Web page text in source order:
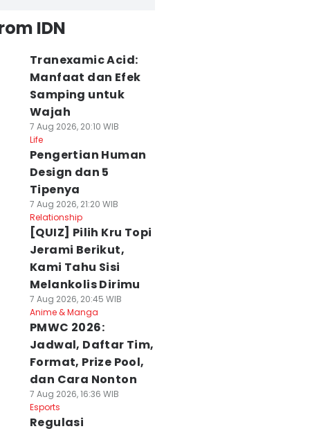
IDN
Tranexamic Acid:
Manfaat dan Efek
Samping untuk
Wajah
7 Aug 2026, 20:10 WIB
Life
Pengertian Human
Design dan 5
Tipenya
7 Aug 2026, 21:20 WIB
Relationship
[QUIZ] Pilih Kru Topi
Jerami Berikut,
Kami Tahu Sisi
Melankolis Dirimu
7 Aug 2026, 20:45 WIB
Anime & Manga
PMWC 2026:
Jadwal, Daftar Tim,
Format, Prize Pool,
dan Cara Nonton
7 Aug 2026, 16:36 WIB
Esports
Regulasi